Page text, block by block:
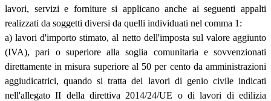
lavori, servizi e forniture si applicano anche ai seguenti appalti
realizzati da soggetti diversi da quelli individuati nel comma 1:
a) lavori d'importo stimato, al netto dell'imposta sul valore aggiunto
(IVA), pari o superiore alla soglia comunitaria e sovvenzionati
direttamente in misura superiore al 50 per cento da amministrazioni
aggiudicatrici, quando si tratta dei lavori di genio civile indicati
nell'allegato II della direttiva 2014/24/UE o di lavori di edilizia